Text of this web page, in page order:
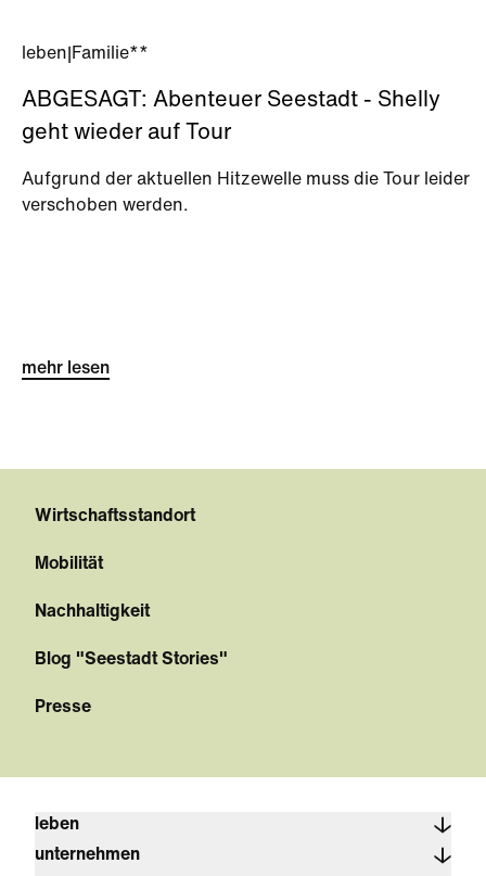
leben Familie**
ABGESAGT: Abenteuer Seestadt - Shelly
geht wieder auf Tour
Aufgrund der aktuellen Hitzewelle muss die Tour leider
verschoben werden.
mehr lesen
Wirtschaftsstandort
Mobilität
Nachhaltigkeit
Blog "Seestadt Stories"
Presse
leben
unternehmen